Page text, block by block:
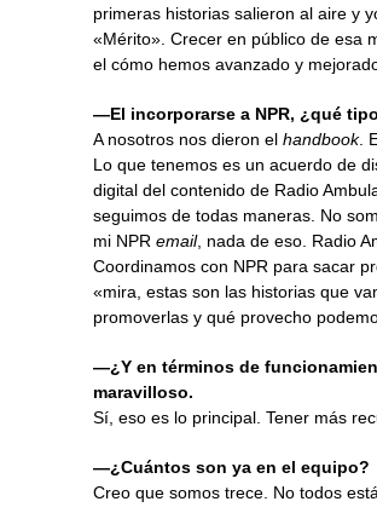
primeras historias salieron al aire y
«Mérito». Crecer en público de esa
el cómo hemos avanzado y
—El incorporarse a NPR, ¿qué
A nosotros nos dieron elhandbook.
Lo que tenemos es un acuerdo de
digital del contenido de Radio
seguimos de todas maneras. No
mi NPRemail, nada de eso. Radio
Coordinamos con NPR para sacar
«mira, estas son las historias que
promoverlas y qué provecho
—¿Y en términos de
maravilloso.
Sí, eso es lo principal. Tener más
—¿Cuántos son ya en el equipo?
Creo que somos trece. No todos